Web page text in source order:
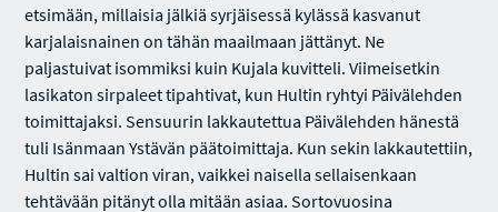
etsimään, millaisia jälkiä syrjäisessä kylässä kasvanut
karjalaisnainen on tähän maailmaan jättänyt. Ne
paljastuivat isommiksi kuin Kujala kuvitteli. Viimeisetkin
lasikaton sirpaleet tipahtivat, kun Hultin ryhtyi Päivälehden
toimittajaksi. Sensuurin lakkautettua Päivälehden hänestä
tuli Isänmaan Ystävän päätoimittaja. Kun sekin lakkautettiin,
Hultin sai valtion viran, vaikkei naisella sellaisenkaan
tehtävään pitänyt olla mitään asiaa. Sortovuosina